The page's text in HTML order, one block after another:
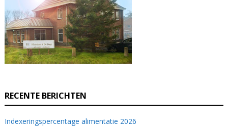
RECENTE BERICHTEN
Indexeringspercentage alimentatie 2026